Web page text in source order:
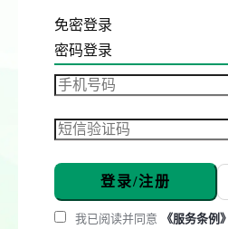
免密登录
密码登录
登录/注册
我已阅读并同意 《服务条例》